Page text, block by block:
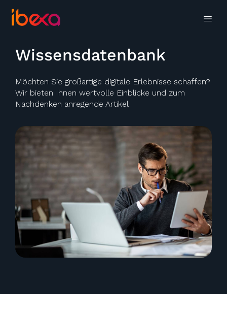
Wissensdatenbank
Möchten Sie großartige digitale Erlebnisse schaffen?
Wir bieten Ihnen wertvolle Einblicke und zum
Nachdenken anregende Artikel